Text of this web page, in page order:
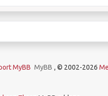
MyBB MyBB , © 2002-2026